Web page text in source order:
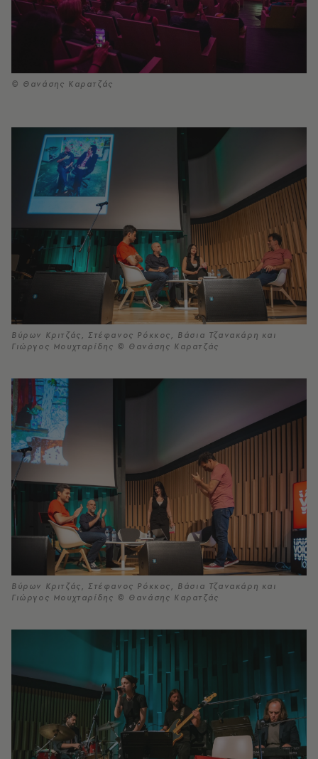
© Θανάσης Καρατζάς
Βύρων Κριτζάς, Στέφανος Ρόκκος, Βάσια Τζανακάρη και
Γιώργος Μουχταρίδης © Θανάσης Καρατζάς
Βύρων Κριτζάς, Στέφανος Ρόκκος, Βάσια Τζανακάρη και
Γιώργος Μουχταρίδης © Θανάσης Καρατζάς